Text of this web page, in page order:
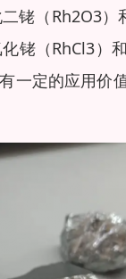
铑（Rh2O3
铑（RhCl3）
一定的应用价